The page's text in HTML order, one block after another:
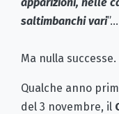
saltimbanchi vari”…
Ma nulla successe.
Qualche anno
del 3 novembre, il